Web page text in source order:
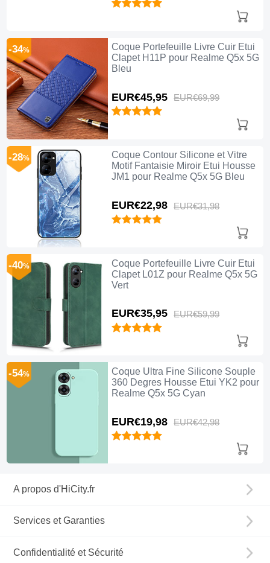
Coque Portefeuille Livre Cuir Etui
Clapet H11P pour Realme Q5x 5G
Bleu
EUR€45,95 EUR€69,99
-34%
Coque Contour Silicone et Vitre
Motif Fantaisie Miroir Etui Housse
JM1 pour Realme Q5x 5G Bleu
EUR€22,98 EUR€31,98
-28%
Coque Portefeuille Livre Cuir Etui
Clapet L01Z pour Realme Q5x 5G
Vert
EUR€35,95 EUR€59,99
-40%
Coque Ultra Fine Silicone Souple
360 Degres Housse Etui YK2 pour
Realme Q5x 5G Cyan
EUR€19,98 EUR€42,98
-54%
A propos d'HiCity.fr
Services et Garanties
Confidentialité et Sécurité